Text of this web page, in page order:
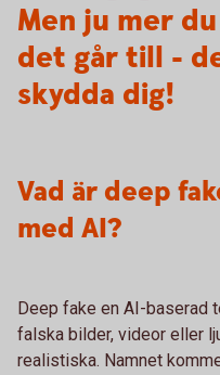
Men ju mer
det går till -
skydda dig!
Vad är deep
med AI?
Deep fake en AI-baserad
falska bilder, videor eller
realistiska. Namnet